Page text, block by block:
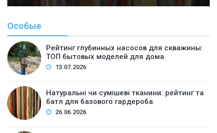
Особые
Рейтинг глубинных насосов для скважины:
ТОП бытовых моделей для дома
13.07.2026
Натуральні чи сумішеві тканини: рейтинг та
батл для базового гардероба
26.06.2026